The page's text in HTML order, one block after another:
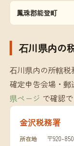
鳳珠郡能登町
石川県内の
石川県内の所轄税
確定申告会場・
県ページ で確認で
金沢税務署
所在地 〒920-